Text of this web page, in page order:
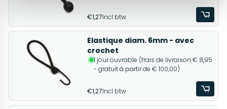
€1,27Incl btw
Elastique diam. 6mm - avec
crochet
1 jour ouvrable (frais de livraison € 8,95
- gratuit à partir de € 100,00)
€1,27Incl btw